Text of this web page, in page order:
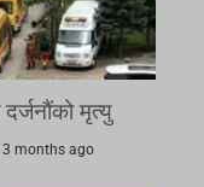
मृत्यु
3 months ago